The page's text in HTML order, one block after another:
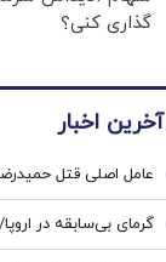
گذاری کنی؟
آخرین اخبار
عامل اصلی قتل
گرمای بی‌سابقه در